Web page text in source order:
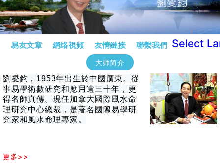
易友文章 網络視頻 友情鏈接 聯繫我們 Select
大师简介
劉燮鈞，1953年出生於中國廣東。從
事易學術數研究和應用逾三十年，更
得名師真傳。現任加拿大國際風水命
理研究中心總裁，是著名國際易學研
究家和風水命理專家。
更多>>